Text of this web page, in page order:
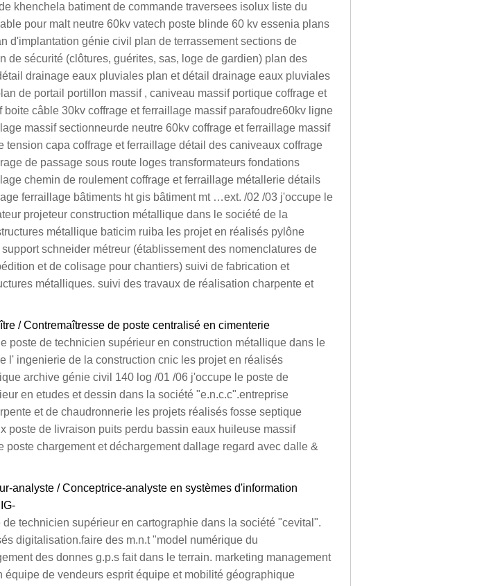
khenchela batiment de commande traversees isolux liste du
pour malt neutre 60kv vatech poste blinde 60 kv essenia plans
d'implantation génie civil plan de terrassement sections de
de sécurité (clôtures, guérites, sas, loge de gardien) plan des
drainage eaux pluviales plan et détail drainage eaux pluviales
de portail portillon massif , caniveau massif portique coffrage et
boite câble 30kv coffrage et ferraillage massif parafoudre60kv ligne
massif sectionneurde neutre 60kv coffrage et ferraillage massif
tension capa coffrage et ferraillage détail des caniveaux coffrage
de passage sous route loges transformateurs fondations
chemin de roulement coffrage et ferraillage métallerie détails
ferraillage bâtiments ht gis bâtiment mt …ext. /02 /03 j'occupe le
projeteur construction métallique dans le société de la
métallique baticim ruiba les projet en réalisés pylône
schneider métreur (établissement des nomenclatures de
et de colisage pour chantiers) suivi de fabrication et
métalliques. suivi des travaux de réalisation charpente et
/ Contremaîtresse de poste centralisé en cimenterie
poste de technicien supérieur en construction métallique dans le
l' ingenierie de la construction cnic les projet en réalisés
archive génie civil 140 log /01 /06 j'occupe le poste de
en etudes et dessin dans la société "e.n.c.c".entreprise
et de chaudronnerie les projets réalisés fosse septique
poste de livraison puits perdu bassin eaux huileuse massif
poste chargement et déchargement dallage regard avec dalle &
analyste / Conceptrice-analyste en systèmes d'information
de technicien supérieur en cartographie dans la société "cevital".
digitalisation.faire des m.n.t "model numérique du
des donnes g.p.s fait dans le terrain. marketing management
équipe de vendeurs esprit équipe et mobilité géographique